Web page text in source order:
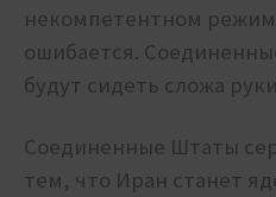
некомпетентном
ошибается.
будут сидеть сложа
Соединенные Штаты
тем, что Иран станет